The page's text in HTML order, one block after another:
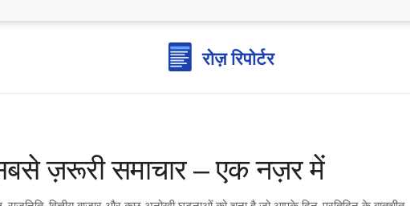
ज़रूरी समाचार – एक नज़र में